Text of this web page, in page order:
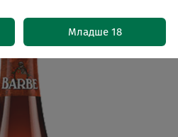
Младше 18